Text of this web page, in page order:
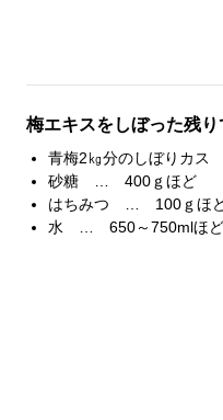
梅エキスをしぼった残
青梅2㎏分のしぼりカ
砂糖 … 400ｇほど
はちみつ … 100ｇほ
水 … 650～750mlほど